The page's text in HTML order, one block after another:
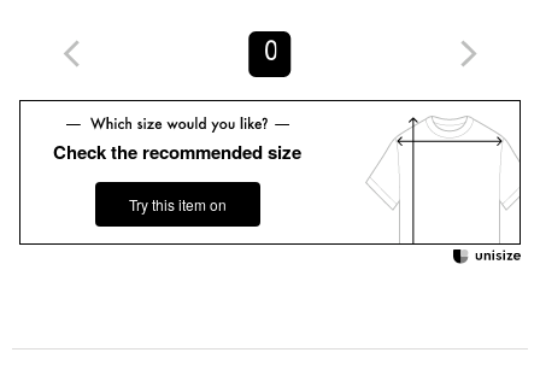
別な服を、価値観を共有する仲間と共に繋いでいく事を願ってい
手のかかる、まるで生き物のような物作りは伝承される中で文化
を育み愛情を生んでいきます。
大切な一着を人から人へ繋いでいけるために。
※商品に「取り扱い上の注意書き」、「洗濯表示」がございます
場合は、使用前に必ずご確認ください。
※商品の色味の目安は、商品単体の画像をご参照ください。
0
Check the recommended size
Try this item on